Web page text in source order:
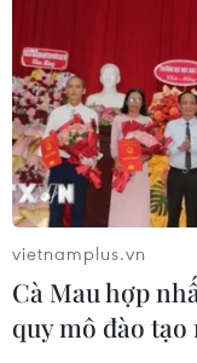
Một nhà máy
Ngày 20/12, Bộ
từ thuế xuất
của Nga đã giảm
đồng minh ban
hàng này nhằm
dịch quân sự
Để giảm doanh
triển khai chiến
vietnamplus.vn
Cà Mau hợp
quy mô đào